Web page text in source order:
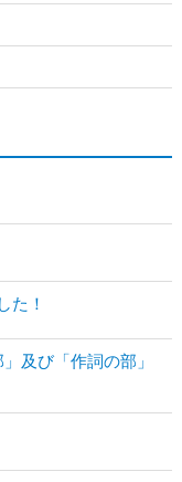
た！
及び「作詞の部」